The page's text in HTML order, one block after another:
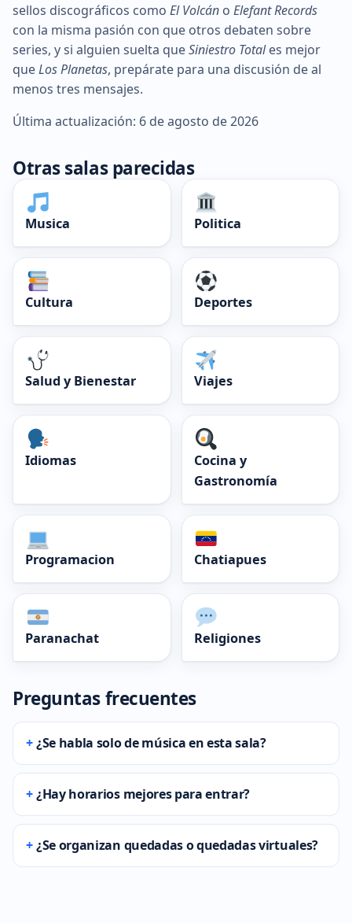
sellos discográficos como El Volcán o Elefant Records
con la misma pasión con que otros debaten sobre
series, y si alguien suelta queSiniestro Totales mejor
queLos Planetas, prepárate para una discusión de al
menos tres mensajes.
Última actualización: 6 de agosto de 2026
Otras salas parecidas
Musica Politica
Cultura Deportes
Salud y Bienestar Viajes
Idiomas
Cocina y
Gastronomía
Programacion Chatiapues
Paranachat Religiones
Preguntas frecuentes
¿Se habla solo de música en esta sala?
¿Hay horarios mejores para entrar?
¿Se organizan quedadas o quedadas virtuales?